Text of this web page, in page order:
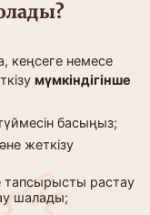
кеңсеге немесе
мүмкіндігінше
басыңыз;
жеткізу
тапсырысты растау
шалады;